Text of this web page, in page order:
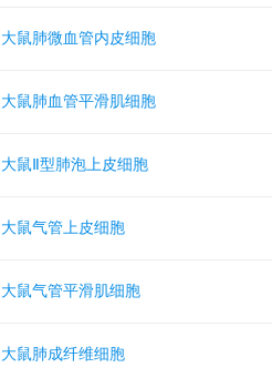
大鼠肺微血管内皮细胞
大鼠肺血管平滑肌细胞
大鼠Ⅱ型肺泡上皮细胞
大鼠气管上皮细胞
大鼠气管平滑肌细胞
大鼠肺成纤维细胞